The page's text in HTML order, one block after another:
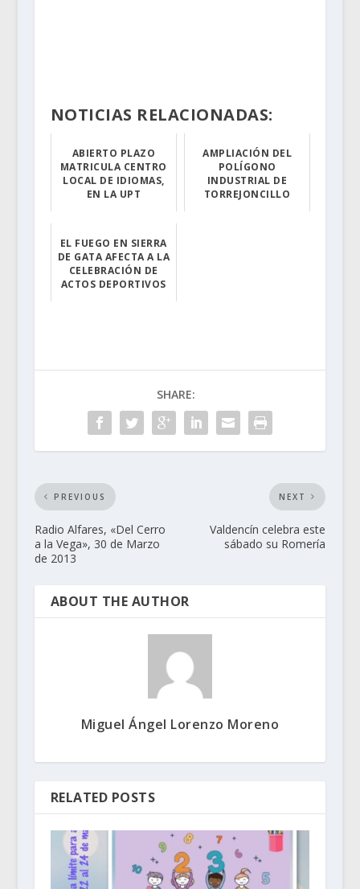
NOTICIAS RELACIONADAS:
ABIERTO PLAZO
MATRICULA CENTRO
LOCAL DE IDIOMAS,
EN LA UPT
AMPLIACIÓN DEL
POLÍGONO
INDUSTRIAL DE
TORREJONCILLO
EL FUEGO EN SIERRA
DE GATA AFECTA A LA
CELEBRACIÓN DE
ACTOS DEPORTIVOS
SHARE:
PREVIOUS
Radio Alfares, «Del Cerro
a la Vega», 30 de Marzo
de 2013
NEXT
Valdencín celebra este
sábado su Romería
ABOUT THE AUTHOR
Miguel Ángel Lorenzo Moreno
RELATED POSTS